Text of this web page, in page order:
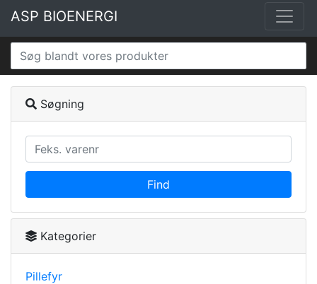
ASP BIOENERGI
Søgning
Find
Kategorier
Pillefyr